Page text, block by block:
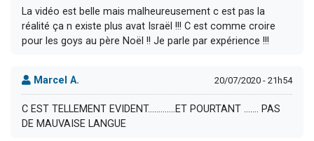
La vidéo est belle mais malheureusement c est pas la
réalité ça n existe plus avat Israël !!! C est comme croire
pour les goys au père Noël !! Je parle par expérience !!!
Marcel A. 20/07/2020 - 21h54
C EST TELLEMENT EVIDENT.............ET POURTANT ....... PAS
DE MAUVAISE LANGUE